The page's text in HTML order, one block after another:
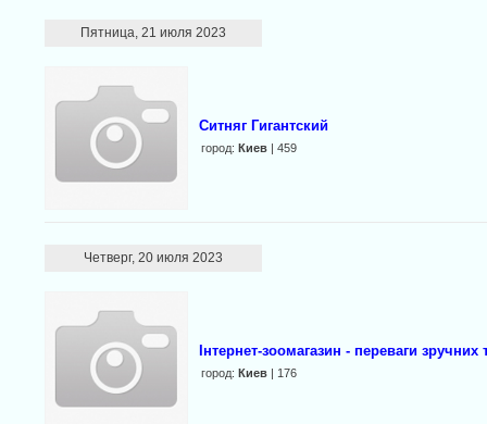
Пятница, 21 июля 2023
Ситняг Гигантский
город: Киев| 459
Четверг, 20 июля 2023
Інтернет-зоомагазин - переваги
город: Киев| 176